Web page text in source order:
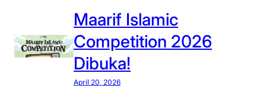
a
j
a
r
S
M
P
M
a
-
b
u
l
l
Maarif Islamic
Competition 2026
Dibuka!
April 20, 2026